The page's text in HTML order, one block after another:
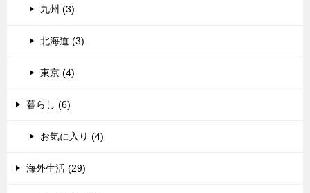
九州 (3)
北海道 (3)
東京 (4)
暮らし (6)
お気に入り (4)
海外生活 (29)